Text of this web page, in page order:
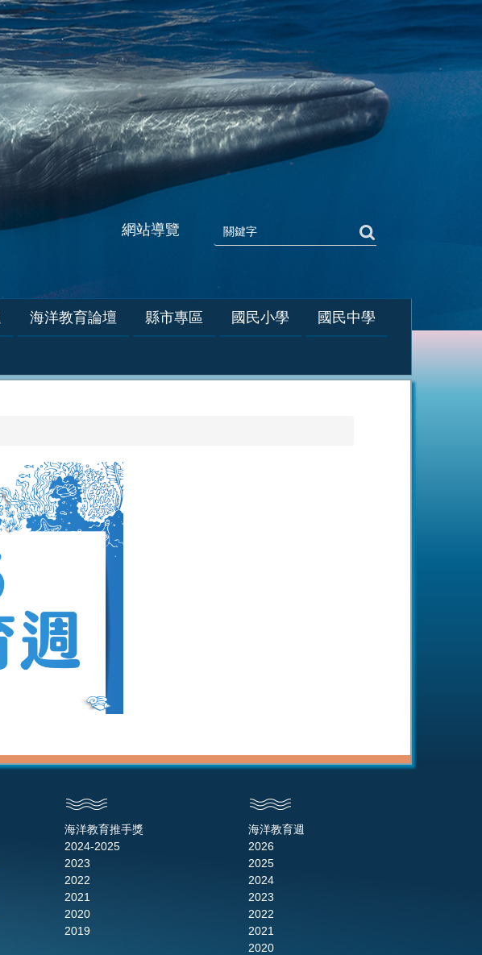
海洋教育論壇 縣市專區 國民小學 國民中學
網站導覽
海洋教育推手獎
2024-2025
2023
2022
2021
2020
2019
海洋教育週
2026
2025
2024
2023
2022
2021
2020